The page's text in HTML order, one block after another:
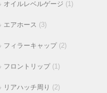
オイルレベルゲージ (1)
エアホース (3)
フィラーキャップ(2)
フロントリップ(1)
リアハッチ周り (2)